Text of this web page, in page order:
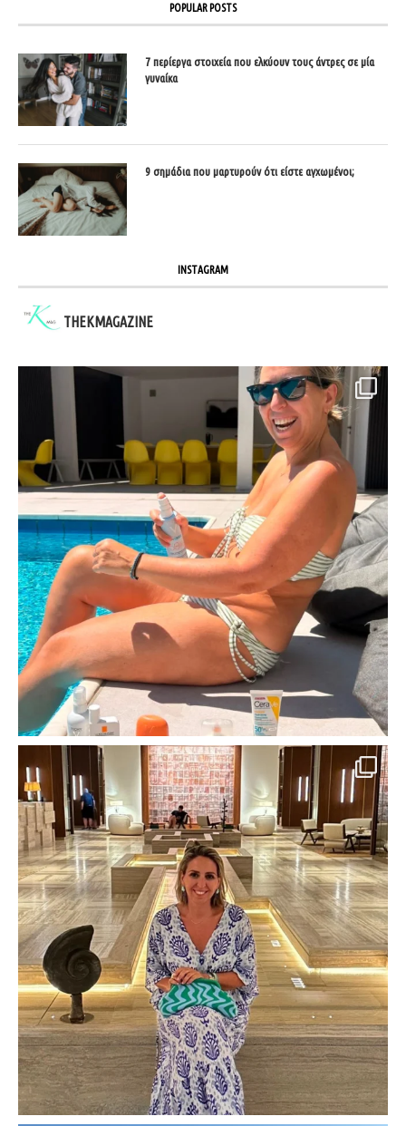
POPULAR POSTS
7 περίεργα στοιχεία που ελκύουν τους άντρες σε μία
γυναίκα
9 σημάδια που μαρτυρούν ότι είστε αγχωμένοι;
INSTAGRAM
THEKMAGAZINE